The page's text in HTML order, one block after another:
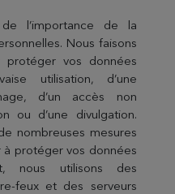
l’importance de la
Nous faisons
protéger vos données
utilisation, d’une
d’un accès non
ou d’une divulgation.
nombreuses mesures
protéger vos données
nous utilisons des
feux et des serveurs